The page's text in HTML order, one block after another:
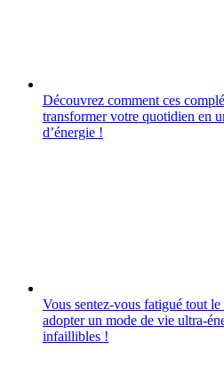
Découvrez comment ces
transformer votre quotidien en
d’énergie !
Vous sentez-vous fatigué tout
adopter un mode de vie ultra-
infaillibles !